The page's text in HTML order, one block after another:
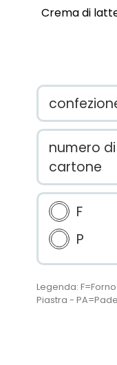
Crema di
numero
cartone
F
P
Legenda:
Piastra -